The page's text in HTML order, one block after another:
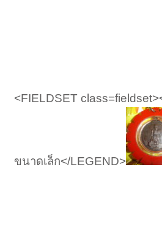
<FIELDSET
ขนาดเล็ก</LEGEND>